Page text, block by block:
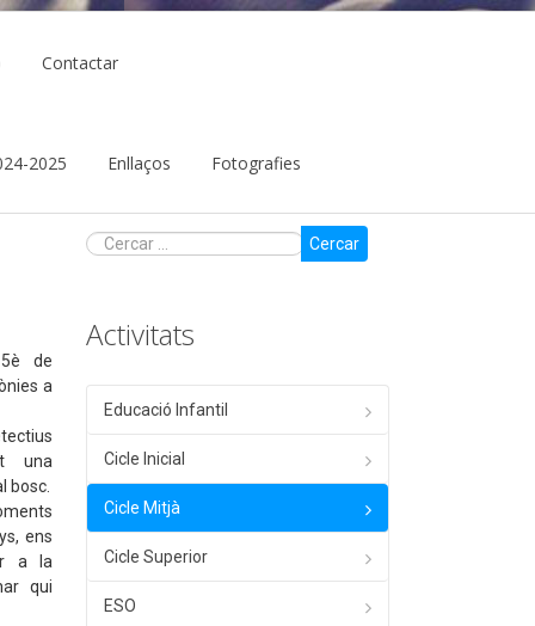
Contactar
2025 Enllaços Fotografies
de
a
una
bosc.
ens
a la
qui
Cercar
Activitats
Educació Infantil
Cicle Inicial
Cicle Mitjà
Cicle Superior
ESO